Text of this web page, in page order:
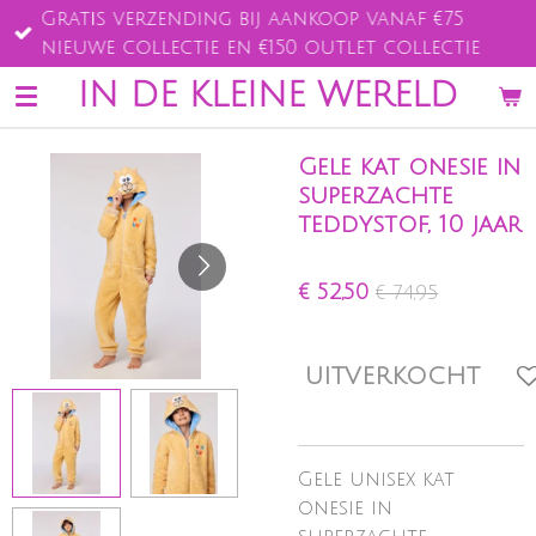
Ga
direct
naar
de
IN DE KLEINE WERELD
Gratis verzending bij aankoop vanaf €75
nieuwe collectie en €150 outlet collectie
Gele kat onesie in
superzachte
teddystof, 10 jaar
€ 52,50 € 74,95
UITVERKOCHT
Gele unisex kat
onesie in